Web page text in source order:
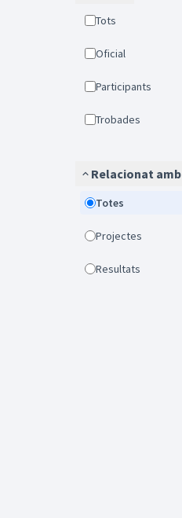
Tots
Oficial
Participants
Trobades
Relacionat amb
Totes
Projectes
Resultats